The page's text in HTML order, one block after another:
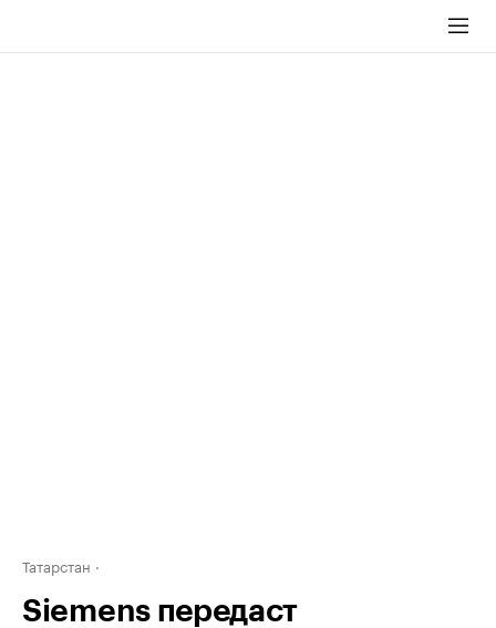
Татарстан
Siemens передаст